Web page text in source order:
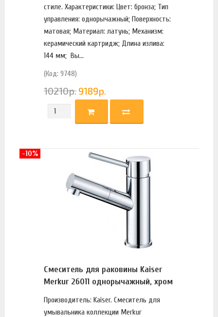
стиле. Характеристики: Цвет: бронза; Тип
управления: однорычажный; Поверхность:
матовая; Материал: латунь; Механизм:
керамический картридж; Длина излива:
144 мм; Вы...
(Код: 9748)
10210р. 9189р.
Смеситель для раковины Kaiser
Merkur 26011 однорычажный, хром
Производитель: Kaiser. Смеситель для
умывальника коллекции Merkur
-10%